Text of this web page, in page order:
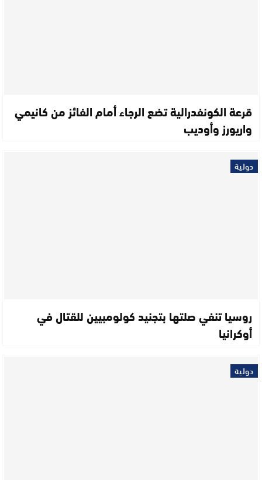
قرعة الكونفدرالية تضع الرجاء أمام الفائز من كانيمي
واريورز وأوديب
دولية
روسيا تنفي صلتها بتجنيد كولومبيين للقتال في
أوكرانيا
دولية